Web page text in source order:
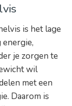
is het lage
energie,
je zorgen te
wil
met een
Daarom is